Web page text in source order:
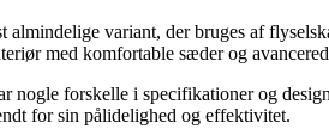
variant, der bruges af
med komfortable sæder og
nogle forskelle i specifikationer og
for sin pålidelighed og effektivitet.